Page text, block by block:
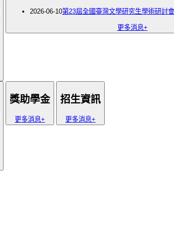
2026-06-10第23屆全國臺灣文學研究生學術研討
更多消息+
獎助學金
更多消息+
招生資訊
更多消息+